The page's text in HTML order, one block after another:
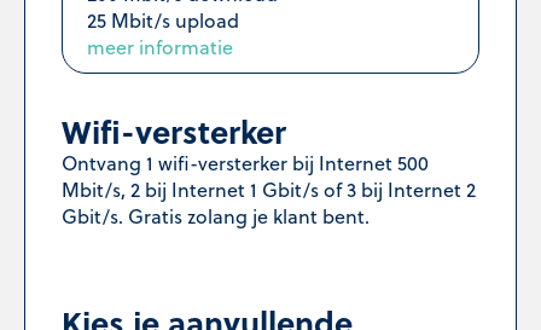
25 Mbit/s upload
meer informatie
Wifi-versterker
Ontvang 1 wifi-versterker bij Internet 500
Mbit/s, 2 bij Internet 1 Gbit/s of 3 bij Internet 2
Gbit/s. Gratis zolang je klant bent.